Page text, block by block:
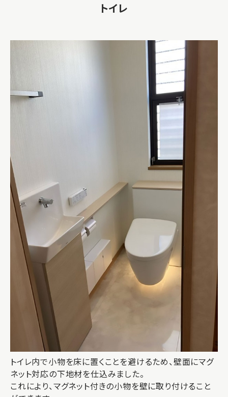
トイレ
トイレ内で小物を床に置くことを避けるため、壁面にマグ
ネット対応の下地材を仕込みました。
これにより、マグネット付きの小物を壁に取り付けること